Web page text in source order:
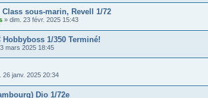
Class sous-marin, Revell 1/72
» dim. 23 févr. 2025 15:43
1/350 Terminé!
mars 2025 18:45
26 janv. 2025 20:34
Dio 1/72e